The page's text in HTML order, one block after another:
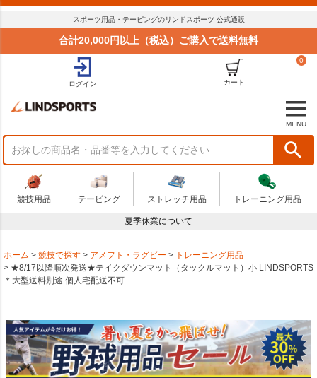
スポーツ用品・テーピングのリンドスポーツ 公式通販
合計20,000円以上（税込）ご購入で送料無料
ログイン
0
カート
MENU
競技用品 テーピング ストレッチ用品 トレーニング用品
夏季休業について
ホーム 競技で探す アメフト・ラグビー
トレーニング用品
★8/17以降順次発送★テイクダウンマット（タックルマット）小 LINDSPORTS
＊大型送料別途 個人宅配送不可